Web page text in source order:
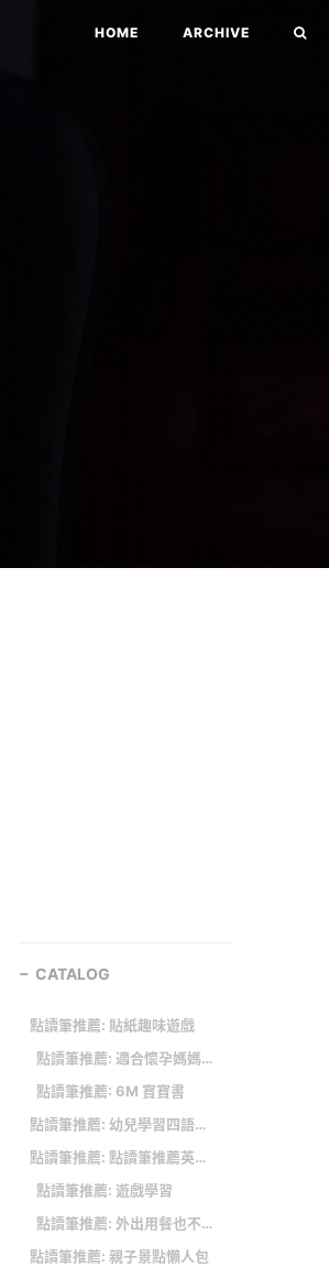
HOME ARCHIVE
CATALOG
點讀筆推薦: 貼紙趣味遊戲
點讀筆推薦: 適合懷孕媽媽及0-6歲小朋友每天和迪士尼朋友一起自然輕鬆學英語！
點讀筆推薦: 6M 寶寶書
點讀筆推薦: 幼兒學習四語圖解字典（英日中韓)KidsRead點讀筆
點讀筆推薦: 點讀筆推薦英文點讀幼兒聲感學習 讓繪本活起來～不知不覺就學會好多！ KidsRead 點讀筆
點讀筆推薦: 遊戲學習
點讀筆推薦: 外出用餐也不怕！鉅瑋商城GShop 妙妙熊 寶寶香氛餐墊紙＋100%純棉柔膚寶寶巾
點讀筆推薦: 親子景點懶人包